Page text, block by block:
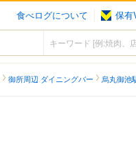
食べログについて 保有
御所周辺 ダイニングバー 烏丸御池